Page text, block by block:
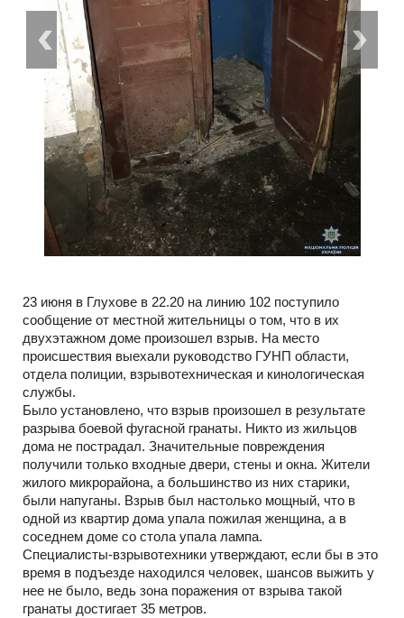
23 июня в Глухове в 22.20 на линию 102 поступило
сообщение от местной жительницы о том, что в их
двухэтажном доме произошел взрыв. На место
происшествия выехали руководство ГУНП области,
отдела полиции, взрывотехническая и кинологическая
службы.
Было установлено, что взрыв произошел в результате
разрыва боевой фугасной гранаты. Никто из жильцов
дома не пострадал. Значительные повреждения
получили только входные двери, стены и окна. Жители
жилого микрорайона, а большинство из них старики,
были напуганы. Взрыв был настолько мощный, что в
одной из квартир дома упала пожилая женщина, а в
соседнем доме со стола упала лампа.
Специалисты-взрывотехники утверждают, если бы в это
время в подъезде находился человек, шансов выжить у
нее не было, ведь зона поражения от взрыва такой
гранаты достигает 35 метров.